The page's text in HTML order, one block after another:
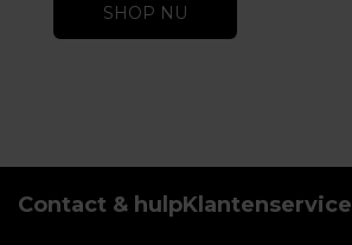
SHOP NU
Contact & hulpKlantenservice